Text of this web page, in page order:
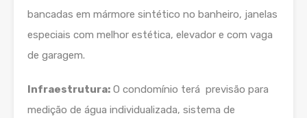
bancadas em mármore sintético no banheiro, janelas
especiais com melhor estética, elevador e com vaga
de garagem.
Infraestrutura: O condomínio terá previsão para
medição de água individualizada, sistema de